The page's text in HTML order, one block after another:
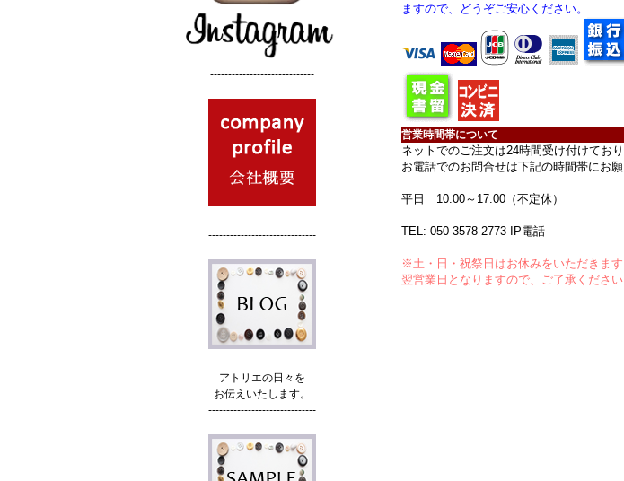
ますので、どうぞご安心ください。
営業時間帯について
ネットでのご注文は24時間受け付けており
お電話でのお問合せは下記の時間帯にお願
平日 10:00～17:00（不定休）
TEL: 050-3578-2773 IP電話
※土・日・祝祭日はお休みをいただきま
翌営業日となりますので、ご了承ください
-----------------------------
------------------------------
アトリエの日々を
お伝えいたします。
------------------------------